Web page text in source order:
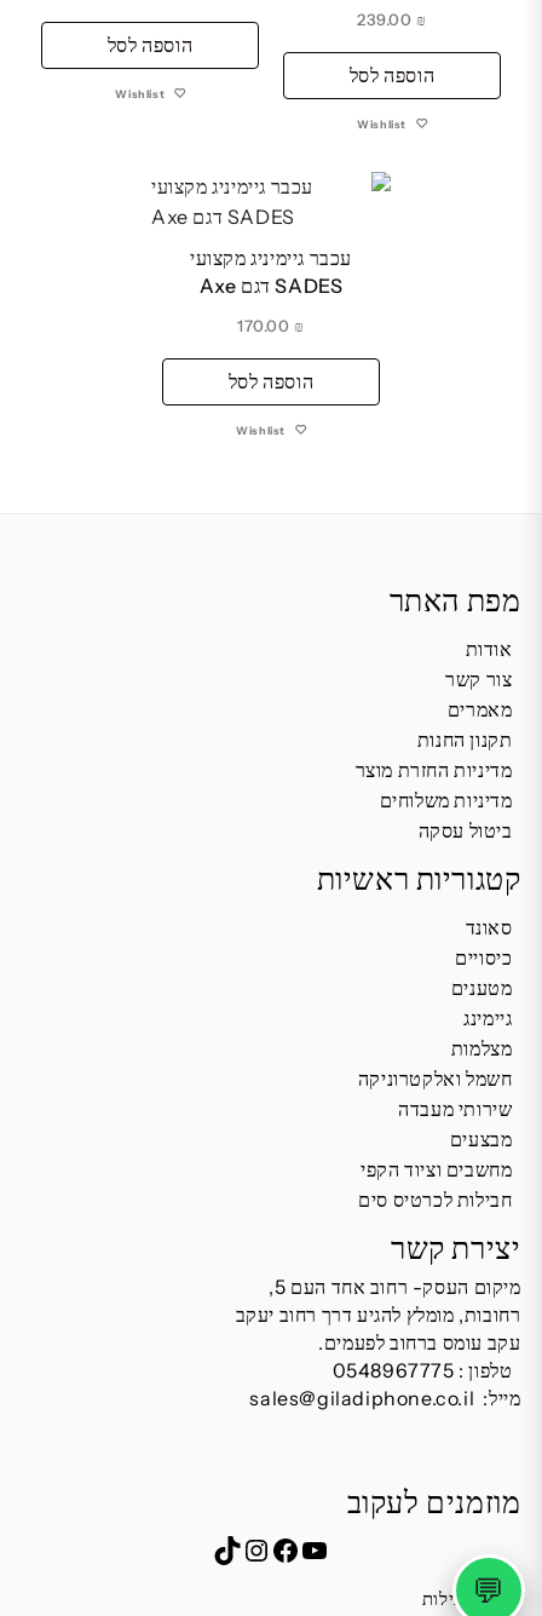
💬
₪
הוספה לסל
Wishlist
הוספה לסל
Wishlist
עכבר גיימיניג מקצועי
SADES דגם Axe
₪
הוספה לסל
Wishlist
מפת האתר
אודות
צור קשר
מאמרים
תקנון החנות
מדיניות החזרת מוצר
מדיניות משלוחים
ביטול עסקה
קטגוריות ראשיות
סאונד
כיסויים
מטענים
גיימינג
מצלמות
חשמל ואלקטרוניקה
שירותי מעבדה
מבצעים
מחשבים וציוד הקפי
חבילות לכרטיס סים
יצירת קשר
מיקום העסק- רחוב אחד העם 5,
רחובות, מומלץ להגיע דרך רחוב יעקב
עקב עומס ברחוב לפעמים.
טלפון : 0548967775
מייל: sales@giladiphone.co.il
מוזמנים לעקוב
YouTube
Facebook
Instagram
TikTok
שעות פעילות